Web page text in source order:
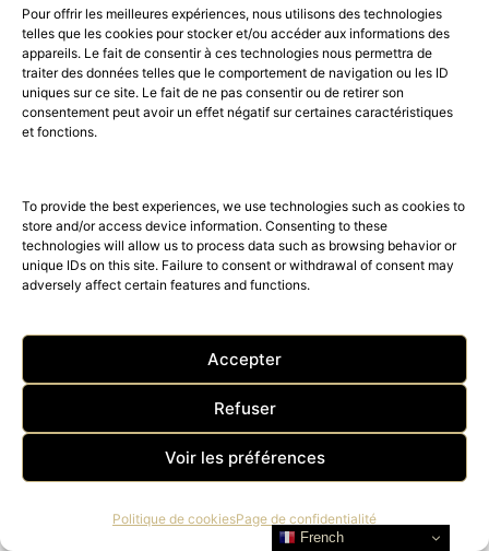
Pour offrir les meilleures expériences, nous utilisons des technologies
telles que les cookies pour stocker et/ou accéder aux informations des
appareils. Le fait de consentir à ces technologies nous permettra de
traiter des données telles que le comportement de navigation ou les ID
uniques sur ce site. Le fait de ne pas consentir ou de retirer son
consentement peut avoir un effet négatif sur certaines caractéristiques
et fonctions.
To provide the best experiences, we use technologies such as cookies to
store and/or access device information. Consenting to these
technologies will allow us to process data such as browsing behavior or
unique IDs on this site. Failure to consent or withdrawal of consent may
adversely affect certain features and functions.
Accepter
Refuser
Voir les préférences
Politique de cookiesPage de confidentialité
TOP 10
Un trio de stars internationales a
rejoint l’horloger suisse OMEGA
pour lancer la collection Aqua
Terra Shades.
French